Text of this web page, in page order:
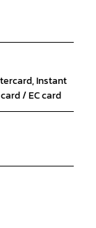
Instant
/ EC card